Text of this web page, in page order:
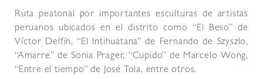
Ruta peatonal por importantes esculturas de artistas
peruanos ubicados en el distrito como “El Beso” de
Víctor Delfín, “El Intihuatana” de Fernando de Szyszlo,
“Amarre” de Sonia Prager, “Cupido” de Marcelo Wong,
“Entre el tiempo” de José Tola, entre otros.